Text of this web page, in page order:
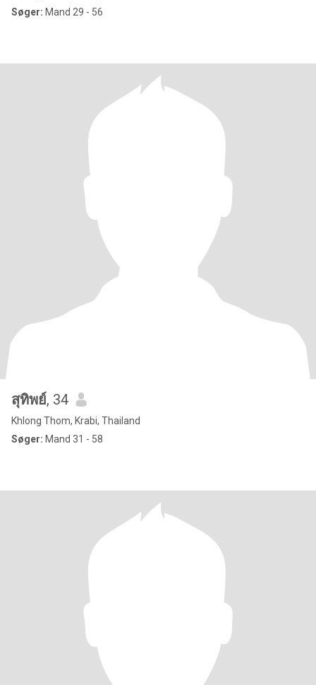
Søger: Mand 29 - 56
สุทิพย์, 34
Khlong Thom, Krabi, Thailand
Søger: Mand 31 - 58